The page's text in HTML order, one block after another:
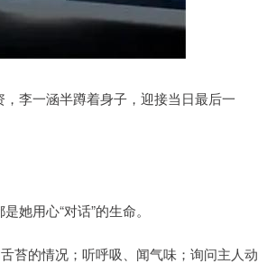
李一涵半蹲着身子，迎接当日最后一
她用心“对话”的生命。
苔的情况；听呼吸、闻气味；询问主人动